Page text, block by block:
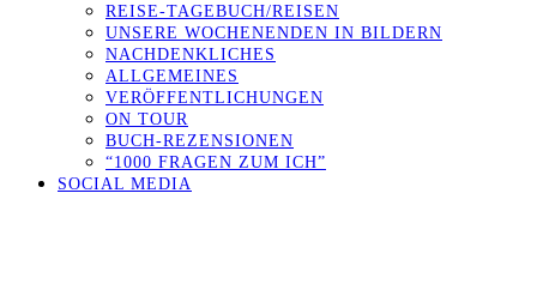
REISE-TAGEBUCH/REISEN
UNSERE WOCHENENDEN IN BILDERN
NACHDENKLICHES
ALLGEMEINES
VERÖFFENTLICHUNGEN
ON TOUR
BUCH-REZENSIONEN
“1000 FRAGEN ZUM ICH”
SOCIAL MEDIA